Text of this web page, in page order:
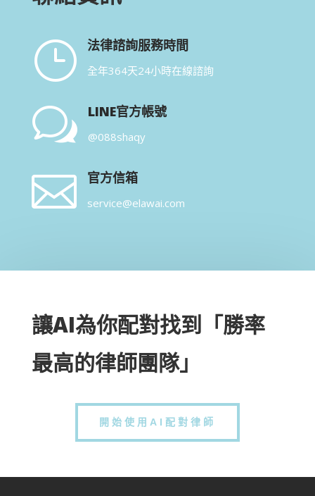
} 法律諮詢服務時間
全年364天24小時在線諮詢
w LINE官方帳號
@088shaqy
 官方信箱
service@elawai.com
讓AI為你配對找到「勝率
最高的律師團隊」
開始使用AI配對律師